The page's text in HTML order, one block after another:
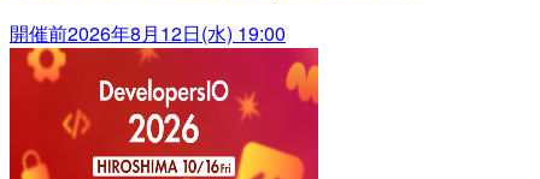
開催前2026年8月12日(水) 19:00